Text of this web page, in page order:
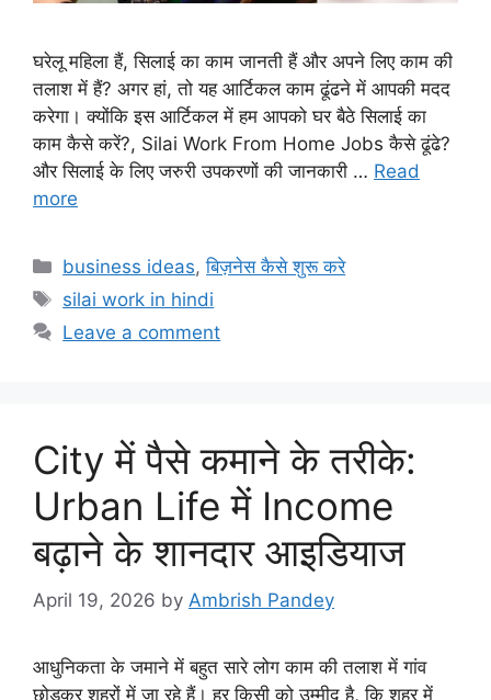
घरेलू महिला हैं, सिलाई का काम जानती हैं और अपने लिए काम की
तलाश में हैं? अगर हां, तो यह आर्टिकल काम ढूंढने में आपकी मदद
करेगा। क्योंकि इस आर्टिकल में हम आपको घर बैठे सिलाई का
काम कैसे करें?, Silai Work From Home Jobs कैसे ढूंढे?
और सिलाई के लिए जरुरी उपकरणों की जानकारी … Read
more
Categories
business ideas,बिज़नेस कैसे शुरू करे
Tags
silai work in hindi
Leave a comment
City में पैसे कमाने के तरीके:
Urban Life में Income
बढ़ाने के शानदार आइडियाज
April 19, 2026 by Ambrish Pandey
आधुनिकता के जमाने में बहुत सारे लोग काम की तलाश में गांव
छोड़कर शहरों में जा रहे हैं। हर किसी को उम्मीद है, कि शहर में